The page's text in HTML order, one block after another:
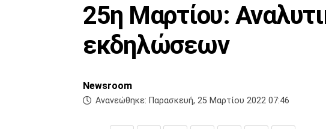
25η Μαρτίου:
εκδηλώσεων
Newsroom
Ανανεώθηκε: Παρασκευή, 25 Μαρτίου 2022 07:46